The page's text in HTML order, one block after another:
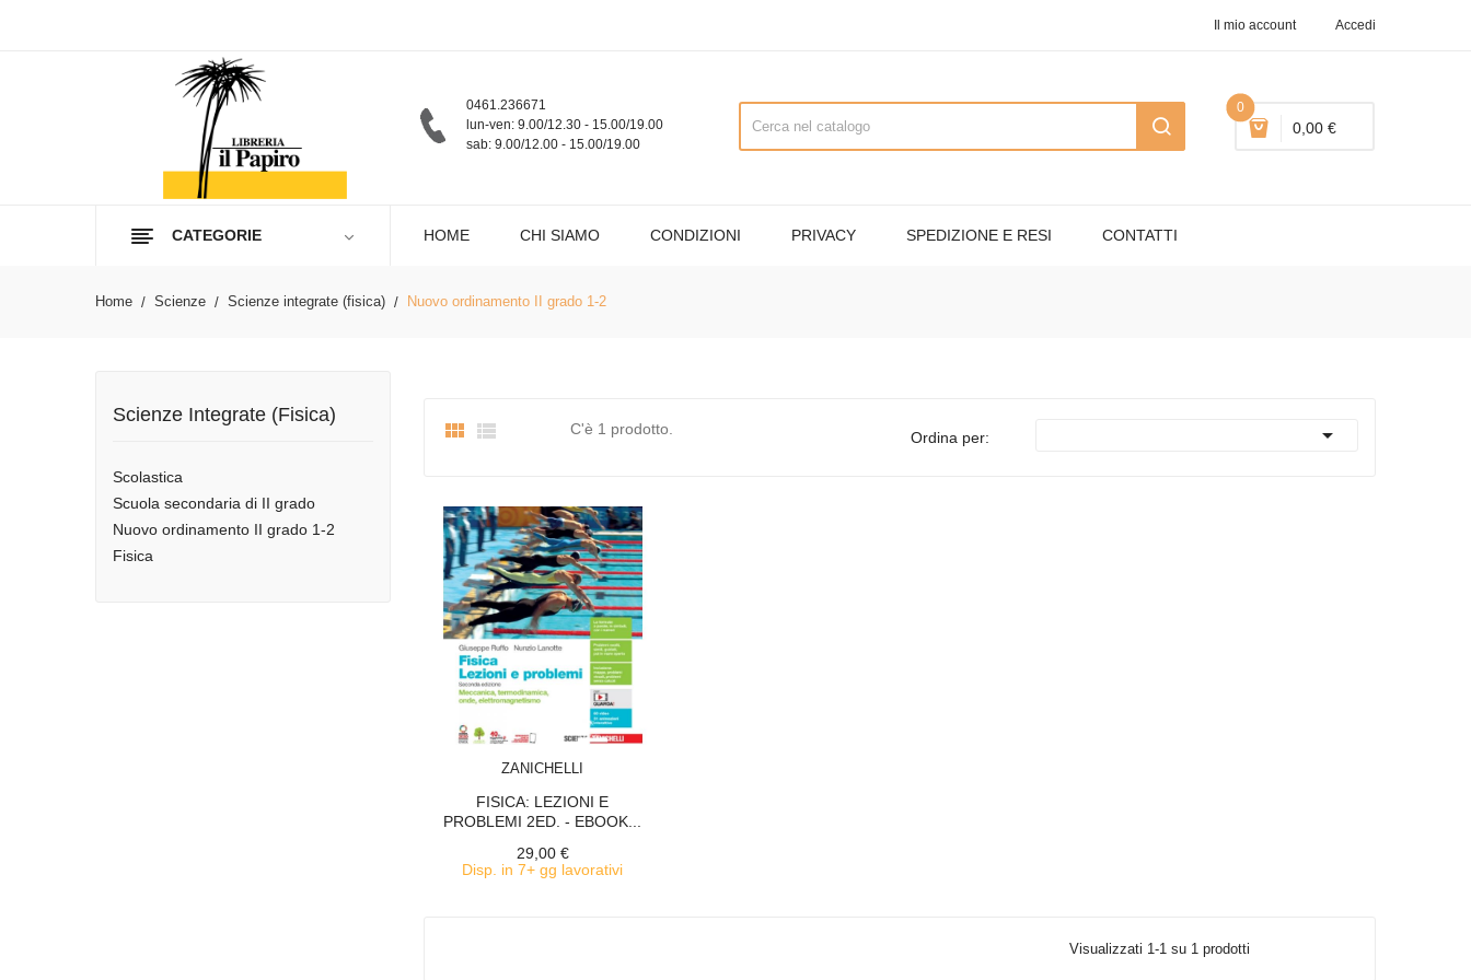
Il mio account Accedi
0
0,00 €
0461.236671
lun-ven: 9.00/12.30 - 15.00/19.00
sab: 9.00/12.00 - 15.00/19.00
CATEGORIE HOME CHI SIAMO CONDIZIONI PRIVACY SPEDIZIONE E RESI CONTATTI
Home Scienze Scienze integrate (fisica) Nuovo ordinamento II grado 1-2
Scienze Integrate (fisica)
Scolastica
Scuola secondaria di II grado
Nuovo ordinamento II grado 1-2
Fisica
  C'è 1 prodotto. Ordina per: 
ZANICHELLI
FISICA: LEZIONI E
PROBLEMI 2ED. - EBOOK...
29,00 €
Disp. in 7+ gg lavorativi
Visualizzati 1-1 su 1 prodotti